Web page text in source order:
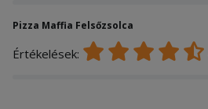
Pizza Maffia Felsőzsolca
Értékelések: